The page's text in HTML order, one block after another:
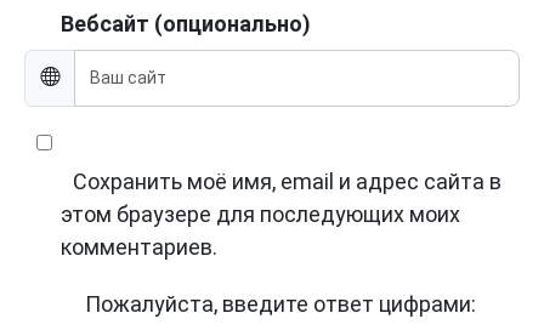
Вебсайт (опционально)
Сохранить моё имя, email и адрес сайта в
этом браузере для последующих моих
комментариев.
Пожалуйста, введите ответ цифрами: